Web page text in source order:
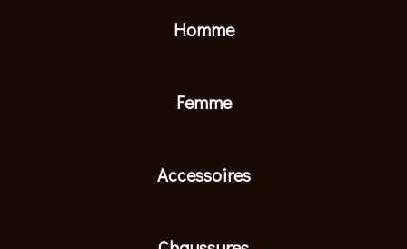
Homme
Femme
Accessoires